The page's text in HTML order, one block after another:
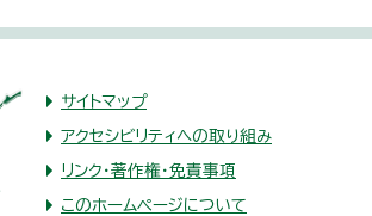
サイトマップ
アクセシビリティへの取り組み
リンク・著作権・免責事項
このホームページについて